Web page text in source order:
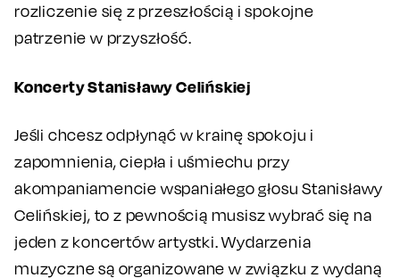
rozliczenie się z przeszłością i spokojne
patrzenie w przyszłość.
Koncerty Stanisławy Celińskiej
Jeśli chcesz odpłynąć w krainę spokoju i
zapomnienia, ciepła i uśmiechu przy
akompaniamencie wspaniałego głosu Stanisławy
Celińskiej, to z pewnością musisz wybrać się na
jeden z koncertów artystki. Wydarzenia
muzyczne są organizowane w związku z wydaną